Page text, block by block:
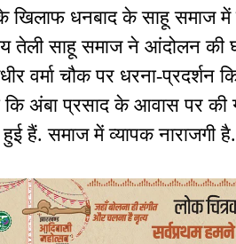
खिलाफ धनबाद के साहू समाज
तेली साहू समाज ने आंदोलन की
वर्मा चौक पर धरना-प्रदर्शन
कि अंबा प्रसाद के आवास पर की
हैं. समाज में व्यापक नाराजगी है.